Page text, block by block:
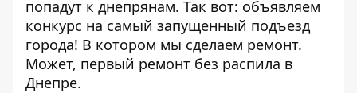
попадут к днепрянам. Так вот: объявляем
конкурс на самый запущенный подъезд
города! В котором мы сделаем ремонт.
Может, первый ремонт без распила в
Днепре.